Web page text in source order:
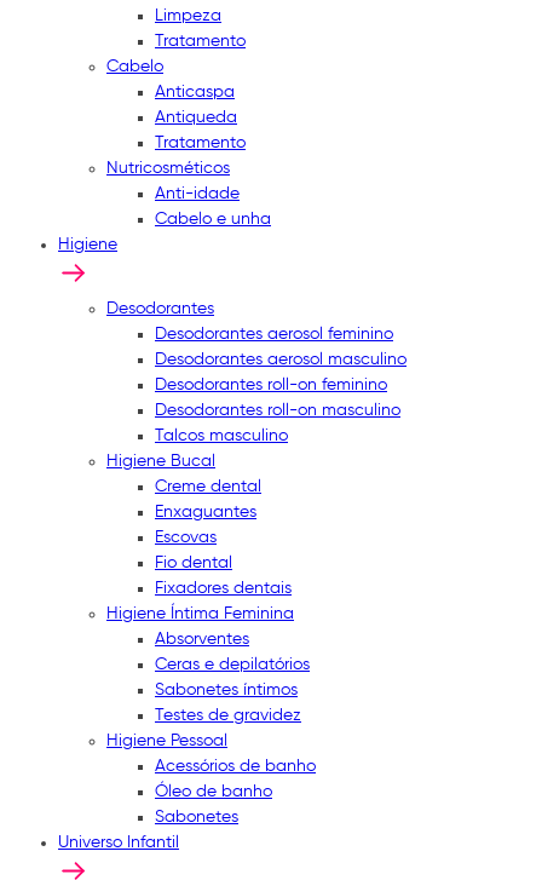
Limpeza
Tratamento
Cabelo
Anticaspa
Antiqueda
Tratamento
Nutricosméticos
Anti-idade
Cabelo e unha
Higiene
Desodorantes
Desodorantes aerosol feminino
Desodorantes aerosol masculino
Desodorantes roll-on feminino
Desodorantes roll-on masculino
Talcos masculino
Higiene Bucal
Creme dental
Enxaguantes
Escovas
Fio dental
Fixadores dentais
Higiene Íntima Feminina
Absorventes
Ceras e depilatórios
Sabonetes íntimos
Testes de gravidez
Higiene Pessoal
Acessórios de banho
Óleo de banho
Sabonetes
Universo Infantil